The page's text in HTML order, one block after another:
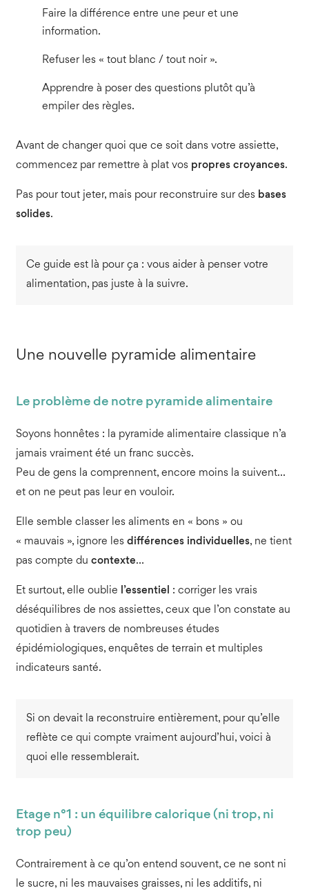
Faire la différence entre une peur et une
information.
Refuser les « tout blanc / tout noir ».
Apprendre à poser des questions plutôt qu’à
empiler des règles.
Avant de changer quoi que ce soit dans votre assiette,
commencez par remettre à plat vos propres croyances.
Pas pour tout jeter, mais pour reconstruire sur des bases
solides.
Ce guide est là pour ça : vous aider à penser votre
alimentation, pas juste à la suivre.
Une nouvelle pyramide alimentaire
Le problème de notre pyramide alimentaire
Soyons honnêtes : la pyramide alimentaire classique n’a
jamais vraiment été un franc succès.
Peu de gens la comprennent, encore moins la suivent…
et on ne peut pas leur en vouloir.
Elle semble classer les aliments en « bons » ou
« mauvais », ignore les différences individuelles, ne tient
pas compte du contexte…
Et surtout, elle oublie l’essentiel : corriger les vrais
déséquilibres de nos assiettes, ceux que l’on constate au
quotidien à travers de nombreuses études
épidémiologiques, enquêtes de terrain et multiples
indicateurs santé.
Si on devait la reconstruire entièrement, pour qu’elle
reflète ce qui compte vraiment aujourd’hui, voici à
quoi elle ressemblerait.
Etage n°1 : un équilibre calorique (ni trop, ni
trop peu)
Contrairement à ce qu’on entend souvent, ce ne sont ni
le sucre, ni les mauvaises graisses, ni les additifs, ni